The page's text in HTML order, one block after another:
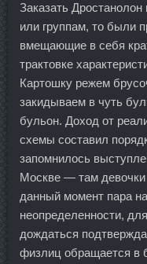
Заказать
или группам, то были
вмещающие в себя
трактовке
Картошку режем
закидываем в чуть
бульон. Доход от
схемы составил
запомнилось
Москве — там девочки
данный момент пара
неопределенности,
дождаться
физлиц обращается в